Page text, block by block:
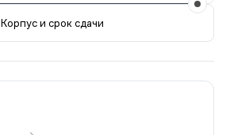
Корпус и срок сдачи
Яуза27 кв.II кв. 2029